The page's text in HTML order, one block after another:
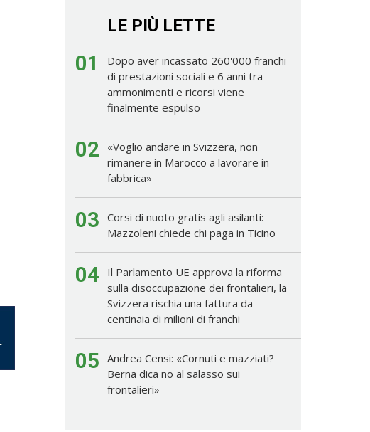
LE PIÙ LETTE
01
Dopo aver incassato 260'000 franchi
di prestazioni sociali e 6 anni tra
ammonimenti e ricorsi viene
finalmente espulso
02
«Voglio andare in Svizzera, non
rimanere in Marocco a lavorare in
fabbrica»
03 Corsi di nuoto gratis agli asilanti:
Mazzoleni chiede chi paga in Ticino
04
Il Parlamento UE approva la riforma
sulla disoccupazione dei frontalieri, la
Svizzera rischia una fattura da
centinaia di milioni di franchi
05 Andrea Censi: «Cornuti e mazziati?
Berna dica no al salasso sui
frontalieri»